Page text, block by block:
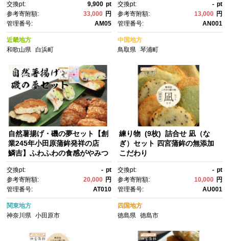
け】
交換pt: 9,900 pt
参考寄附額:
33,000 円
管理番号:
AM05
近畿地方
和歌山県
白浜町
かず おつまみ 晩酌セット 人
気 おすすめ 鳥取県 琴浦町 送料
無料】
交換pt: - pt
参考寄附額:
13,000 円
管理番号:
AN001
中国地方
鳥取県 琴浦町
自然薯揚げ・磯の夢セット【創
業245年小田原蒲鉾発祥の店
鱗吉】ふわふわの食感がやみつ
用 贈答品 贈答用 ギフト お取り
寄せ お中元 お歳暮 贈り物 お祝
い てんぷら 蒲鉾 かまぼこ カマ
ボコ さつま揚げ 神奈川県 小田
原市
交換pt: - pt
参考寄附額:
20,000 円
管理番号:
AT010
関東地方
神奈川県
小田原市
練り物 (9枚) 詰合せ 凪（な
ぎ）セット 四宮蒲鉾の無添加
こだわり
交換pt: - pt
参考寄附額:
10,000 円
管理番号:
AU001
四国地方
徳島県 徳島市